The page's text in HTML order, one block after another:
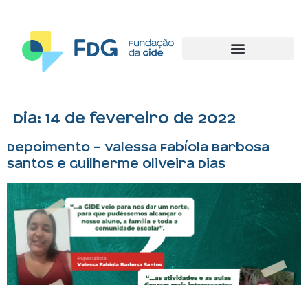
Dia: 14 de fevereiro de 2022
Depoimento – Valessa Fabíola Barbosa
Santos e Guilherme Oliveira Dias